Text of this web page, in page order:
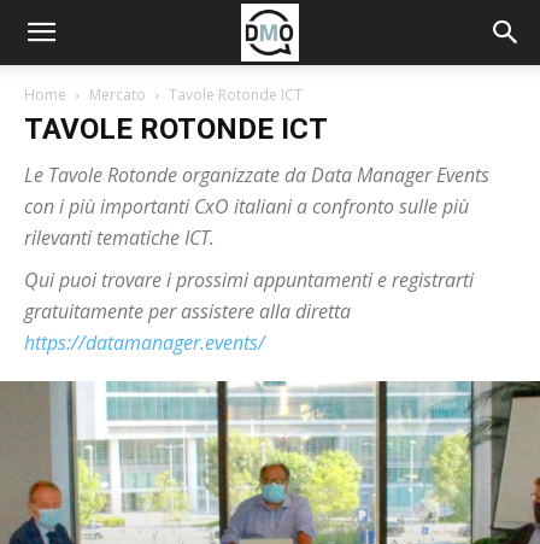
Home Mercato Tavole Rotonde ICT
TAVOLE ROTONDE ICT
Le Tavole Rotonde organizzate da Data Manager Events
con i più importanti CxO italiani a confronto sulle più
rilevanti tematiche ICT.
Qui puoi trovare i prossimi appuntamenti e registrarti
gratuitamente per assistere alla diretta
https://datamanager.events/